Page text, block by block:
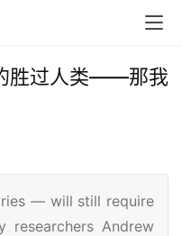
胜过人类——那我
— will still require
researchers Andrew